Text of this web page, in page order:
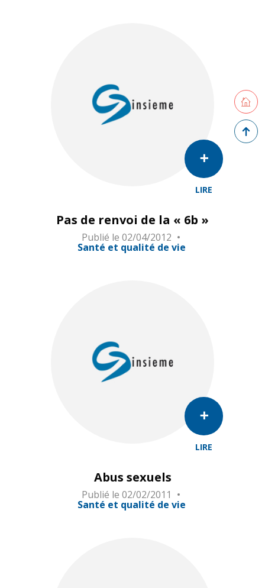
LIRE
Pas de renvoi de la « 6b »
Publié le 02/04/2012
Santé et qualité de vie
LIRE
Abus sexuels
Publié le 02/02/2011
Santé et qualité de vie
Retour